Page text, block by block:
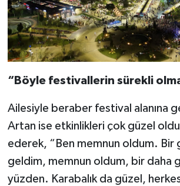
“Böyle festivallerin sürekli
Ailesiyle beraber festival alanına
Artan ise etkinlikleri çok güzel
ederek, “Ben memnun oldum. Bir
geldim, memnun oldum, bir daha
yüzden. Karabalık da güzel,